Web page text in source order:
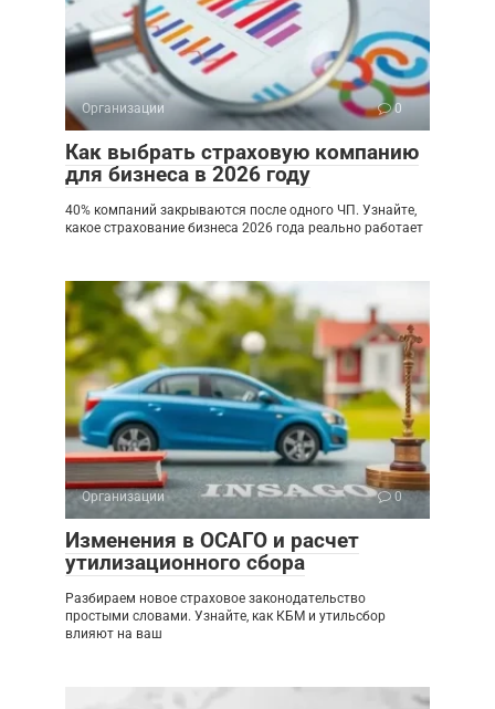
Организации 0
Как выбрать страховую компанию
для бизнеса в 2026 году
40% компаний закрываются после одного ЧП. Узнайте,
какое страхование бизнеса 2026 года реально работает
Организации 0
Изменения в ОСАГО и расчет
утилизационного сбора
Разбираем новое страховое законодательство
простыми словами. Узнайте, как КБМ и утильсбор
влияют на ваш